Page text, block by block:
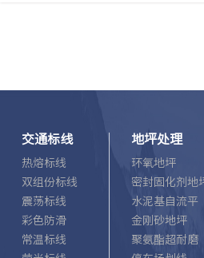
标线的抗压耐磨度、雨雪天防滑和
料中加入优质玻璃微珠，增加彩虹
一般彩虹标线美观、辨识度高，行
醒司机，减轻视觉疲劳，预防和降
生，同时颜色醒目的彩虹标线，
交通标线
热熔标线
双组份标线
震荡标线
彩色防滑
常温标线
地坪处理
环氧地坪
密封固化剂地
水泥基自流平
金刚砂地坪
聚氨酯超耐磨